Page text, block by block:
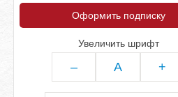
законы и указы
Оформить подписку
Увеличить шрифт
– A +